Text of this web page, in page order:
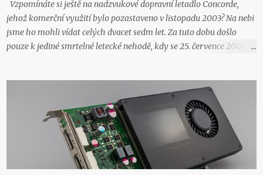
Vzpomínáte si ještě na nadzvukové dopravní letadlo Concorde,
jehož komerční využití bylo pozastaveno v listopadu 2003? Na nebi
jsme ho mohli vídat celých dvacet sedm let. Za tuto dobu došlo
pouze k jediné smrtelné letecké nehodě, kdy se 25. července 2000
nové, a ta letadlo XB-1, které také směřuje k překonání rychlosti
zvuku. Aktuálně překročilo svůj rychlostní rekord. Co o tomto
letadle všechno nevíte? Éra nadzvukového létání Za rohem možná
číhá nová, ekologičtější doba nadzvukové letecké dopravy. Její
průkopník, letoun Concorde byl v komerčním provozu v letech 1976
až 2003. Bohužel nadzvukové cestování bylo stále dražší a o lety